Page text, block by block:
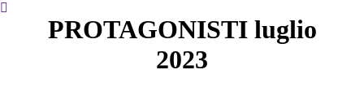
Cerca:
PROTAGONISTI luglio
2023